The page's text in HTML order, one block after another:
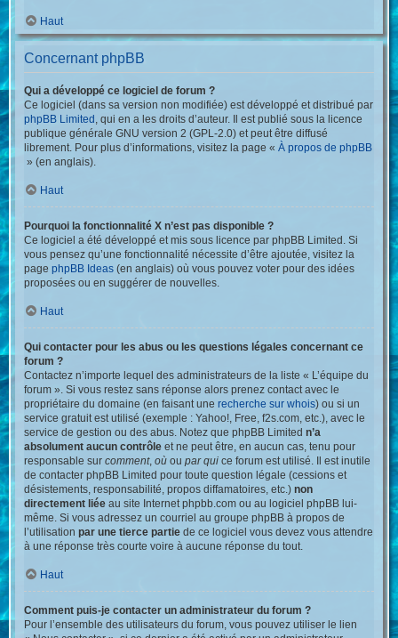
Haut
Concernant phpBB
Qui a développé ce logiciel de forum ?
Ce logiciel (dans sa version non modifiée) est développé et distribué par
phpBB Limited , qui en a les droits d’auteur. Il est publié sous la licence
publique générale GNU version 2 (GPL-2.0) et peut être diffusé
librement. Pour plus d’informations, visitez la page «À propos de phpBB
» (en anglais).
Haut
Pourquoi la fonctionnalité X n’est pas disponible ?
Ce logiciel a été développé et mis sous licence par phpBB Limited. Si
vous pensez qu’une fonctionnalité nécessite d’être ajoutée, visitez la
pagephpBB Ideas (en anglais) où vous pouvez voter pour des idées
proposées ou en suggérer de nouvelles.
Haut
Qui contacter pour les abus ou les questions légales concernant ce
forum ?
Contactez n’importe lequel des administrateurs de la liste « L’équipe du
forum ». Si vous restez sans réponse alors prenez contact avec le
propriétaire du domaine (en faisant unerecherche sur whois) ou si un
service gratuit est utilisé (exemple : Yahoo!, Free, f2s.com, etc.), avec le
service de gestion ou des abus. Notez que phpBB Limitedn’a
absolument aucun contrôle et ne peut être, en aucun cas, tenu pour
responsable surcomment,où oupar qui ce forum est utilisé. Il est inutile
de contacter phpBB Limited pour toute question légale (cessions et
désistements, responsabilité, propos diffamatoires, etc.)non
directement liée au site Internet phpbb.com ou au logiciel phpBB lui-
même. Si vous adressez un courriel au groupe phpBB à propos de
l’utilisationpar une tierce partie de ce logiciel vous devez vous attendre
à une réponse très courte voire à aucune réponse du tout.
Haut
Comment puis-je contacter un administrateur du forum ?
Pour l’ensemble des utilisateurs du forum, vous pouvez utiliser le lien